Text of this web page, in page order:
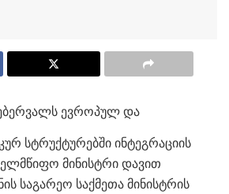
ევროპულ და
სტრუქტურებში ინტეგრაციის
მინისტრი დავით
საგარეო საქმეთა მინისტრის